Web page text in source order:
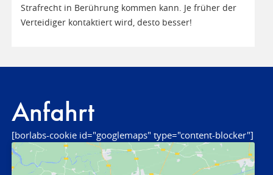
Strafrecht in Berührung kommen kann. Je früher der
Verteidiger kontaktiert wird, desto besser!
Anfahrt
[borlabs-cookie id="googlemaps" type="content-blocker"]